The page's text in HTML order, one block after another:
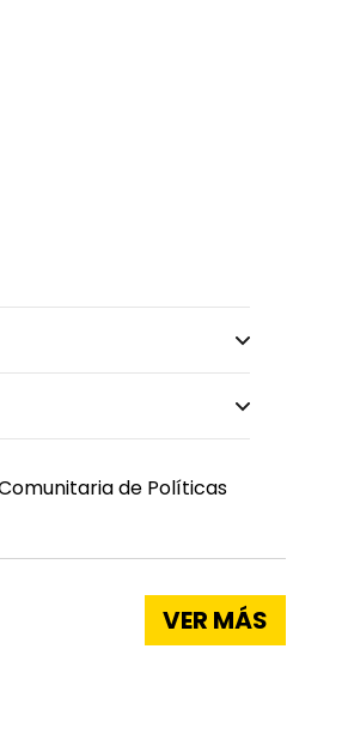
de Políticas
VER MÁS